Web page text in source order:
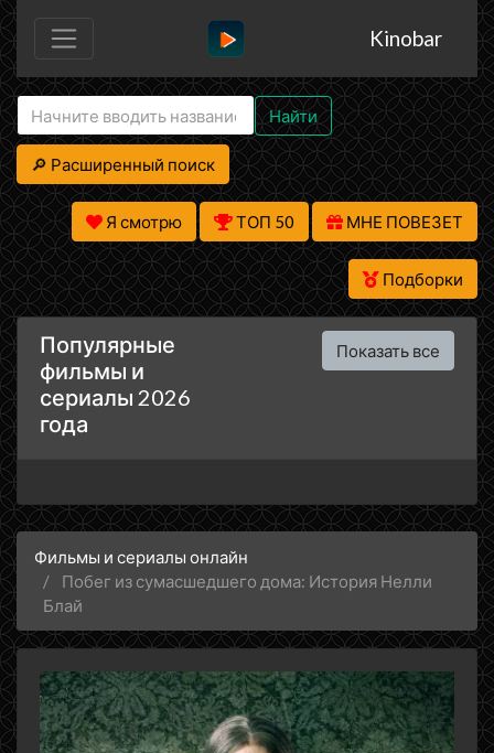
Kinobar
Найти
🔎 Расширенный поиск
Я смотрю ТОП 50 МНЕ ПОВЕЗЕТ
Подборки
Популярные
фильмы и
сериалы 2026
года
Показать все
Фильмы и сериалы онлайн
Побег из сумасшедшего дома: История Нелли
Блай